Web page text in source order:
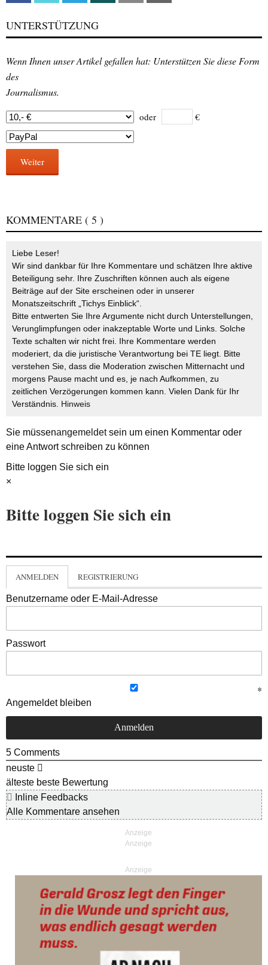
UNTERSTÜTZUNG
Wenn Ihnen unser Artikel gefallen hat: Unterstützen Sie diese Form
des
Journalismus.
oder €
Weiter
KOMMENTARE ( 5 )
Liebe Leser!
Wir sind dankbar für Ihre Kommentare und schätzen Ihre aktive
Beteiligung sehr. Ihre Zuschriften können auch als eigene
Beiträge auf der Site erscheinen oder in unserer
Monatszeitschrift „Tichys Einblick“.
Bitte entwerten Sie Ihre Argumente nicht durch Unterstellungen,
Verunglimpfungen oder inakzeptable Worte und Links. Solche
Texte schalten wir nicht frei. Ihre Kommentare werden
moderiert, da die juristische Verantwortung bei TE liegt. Bitte
verstehen Sie, dass die Moderation zwischen Mitternacht und
morgens Pause macht und es, je nach Aufkommen, zu
zeitlichen Verzögerungen kommen kann. Vielen Dank für Ihr
Verständnis. Hinweis
Sie müssenangemeldetsein um einen Kommentar oder
eine Antwort schreiben zu können
Bitte loggen Sie sich ein
×
Bitte loggen Sie sich ein
ANMELDEN REGISTRIERUNG
Benutzername oder E-Mail-Adresse
Passwort
Angemeldet bleiben
5 Comments
neuste
älteste beste Bewertung
Inline Feedbacks
Alle Kommentare ansehen
Anzeige